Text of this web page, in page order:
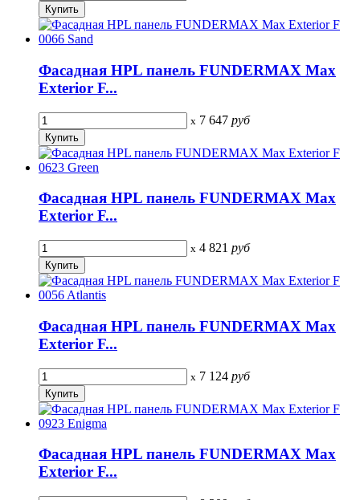
Фасадная HPL панель FUNDERMAX Max
Exterior F...
x 7 647 руб
Фасадная HPL панель FUNDERMAX Max
Exterior F...
x 4 821 руб
Фасадная HPL панель FUNDERMAX Max
Exterior F...
x 7 124 руб
Фасадная HPL панель FUNDERMAX Max
Exterior F...